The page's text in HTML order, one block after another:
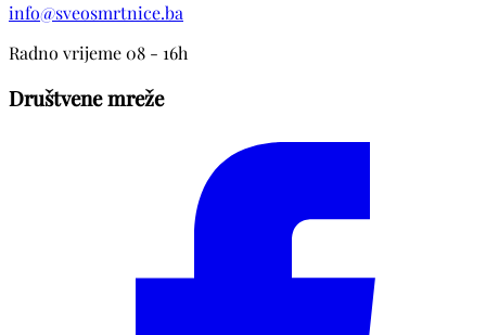
info@sveosmrtnice.ba
Radno vrijeme 08 - 16h
Društvene mreže